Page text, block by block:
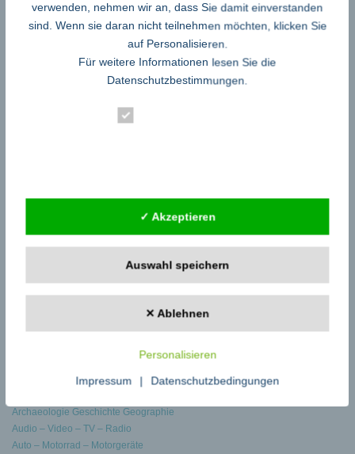
Beyond Likes: Wie KI das Influencer-Marketing revolutioniert
Coolzoone Madeira eröffnet – Ein neues Zeitalter der Performance und
Experience auf der Insel Madeira→
Startseite Pressemeldungen
Zu den Fachbeiträgen
Allgemein Sonstiges
Archaeologie Geschichte Geographie
Audio – Video – TV – Radio
Auto – Motorrad – Motorgeräte
verwenden, nehmen wir an, dass Sie damit einverstanden
sind. Wenn sie daran nicht teilnehmen möchten, klicken Sie
auf Personalisieren.
Für weitere Informationen lesen Sie die
Datenschutzbestimmungen.
✓ Akzeptieren
Auswahl speichern
✕ Ablehnen
Personalisieren
Impressum | Datenschutzbedingungen